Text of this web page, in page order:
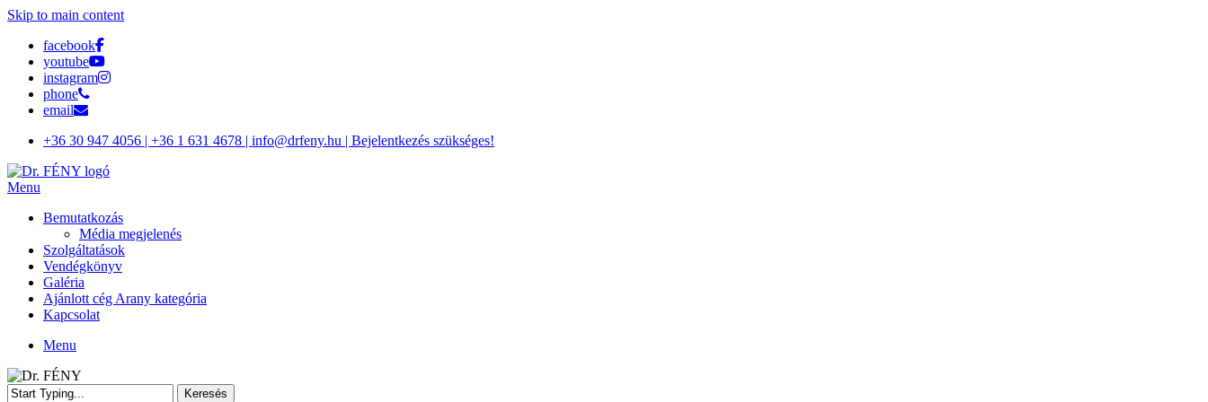
Skip to main content
facebook
youtube
instagram
phone
email
+36 30 947 4056 | +36 1 631 4678 | info@drfeny.hu | Bejelentkezés szükséges!
Menu
Bemutatkozás
Média megjelenés
Szolgáltatások
Vendégkönyv
Galéria
Ajánlott cég Arany kategória
Kapcsolat
Menu
Keresés